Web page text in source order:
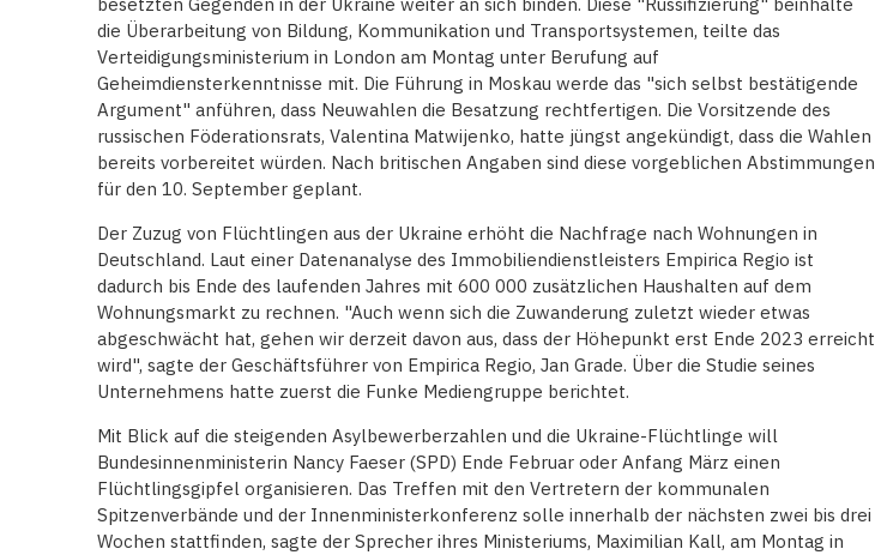
besetzten Gegenden in der Ukraine weiter an sich binden. Diese "Russifizierung" beinhalte
die Überarbeitung von Bildung, Kommunikation und Transportsystemen, teilte das
Verteidigungsministerium in London am Montag unter Berufung auf
Geheimdiensterkenntnisse mit. Die Führung in Moskau werde das "sich selbst bestätigende
Argument" anführen, dass Neuwahlen die Besatzung rechtfertigen. Die Vorsitzende des
russischen Föderationsrats, Valentina Matwijenko, hatte jüngst angekündigt, dass die Wahlen
bereits vorbereitet würden. Nach britischen Angaben sind diese vorgeblichen Abstimmungen
für den 10. September geplant.
Der Zuzug von Flüchtlingen aus der Ukraine erhöht die Nachfrage nach Wohnungen in
Deutschland. Laut einer Datenanalyse des Immobiliendienstleisters Empirica Regio ist
dadurch bis Ende des laufenden Jahres mit 600 000 zusätzlichen Haushalten auf dem
Wohnungsmarkt zu rechnen. "Auch wenn sich die Zuwanderung zuletzt wieder etwas
abgeschwächt hat, gehen wir derzeit davon aus, dass der Höhepunkt erst Ende 2023 erreicht
wird", sagte der Geschäftsführer von Empirica Regio, Jan Grade. Über die Studie seines
Unternehmens hatte zuerst die Funke Mediengruppe berichtet.
Mit Blick auf die steigenden Asylbewerberzahlen und die Ukraine-Flüchtlinge will
Bundesinnenministerin Nancy Faeser (SPD) Ende Februar oder Anfang März einen
Flüchtlingsgipfel organisieren. Das Treffen mit den Vertretern der kommunalen
Spitzenverbände und der Innenministerkonferenz solle innerhalb der nächsten zwei bis drei
Wochen stattfinden, sagte der Sprecher ihres Ministeriums, Maximilian Kall, am Montag in